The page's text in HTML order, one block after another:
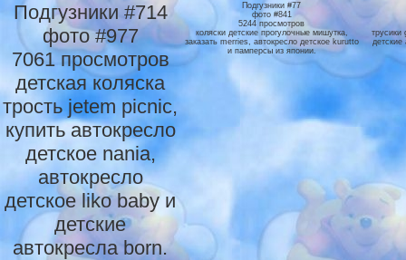
Подгузники #714
фото #977
7061 просмотров
детская коляска
трость jetem picnic,
купить автокресло
детское nania,
автокресло
детское liko baby и
детские
автокресла born.
Подгузники #77
фото #841
5244 просмотров
коляски детские прогулочные мишутка,
заказать merries, автокресло детское kurutto
и памперсы из японии.
трусики
детские